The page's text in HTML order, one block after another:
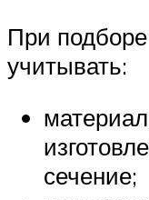
При
учитывать:
сечение;